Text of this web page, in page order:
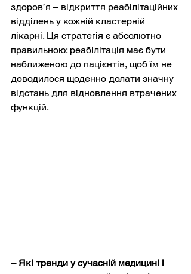
здоров’я – відкриття реабілітаційних
відділень у кожній кластерній
лікарні. Ця стратегія є абсолютно
правильною: реабілітація має бути
наближеною до пацієнтів, щоб їм не
доводилося щоденно долати значну
відстань для відновлення втрачених
функцій.
– Які тренди у сучасній медицині і